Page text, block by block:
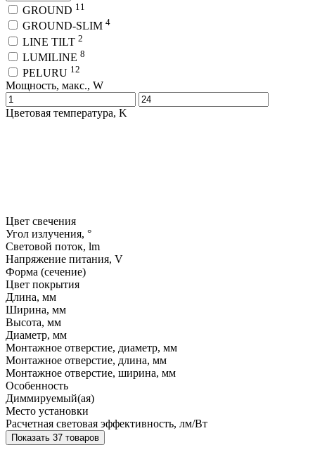
GROUND 11
GROUND-SLIM 4
LINE TILT 2
LUMILINE 8
PELURU 12
Мощность, макс., W
Цветовая температура, K
Цвет свечения
Угол излучения, °
Световой поток, lm
Напряжение питания, V
Форма (сечение)
Цвет покрытия
Длина, мм
Ширина, мм
Высота, мм
Диаметр, мм
Монтажное отверстие, диаметр, мм
Монтажное отверстие, длина, мм
Монтажное отверстие, ширина, мм
Особенность
Диммируемый(ая)
Место установки
Расчетная световая эффективность, лм/Вт
Показать 37 товаров